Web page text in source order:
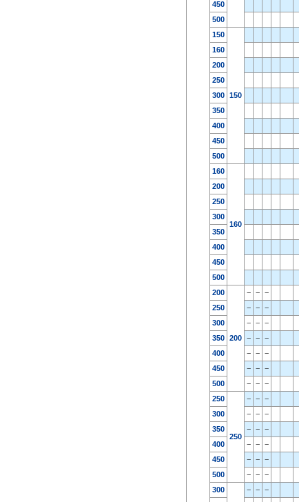
450
500
150
150
160
200
250
300
350
400
450
500
160
160
200
250
300
350
400
450
500
200
200
− − −
250
− − −
300
− − −
350
− − −
400
− − −
450
− − −
500
− − −
250
250
− − −
300
− − −
350
− − −
400
− − −
450
− − −
500
− − −
300
− − −